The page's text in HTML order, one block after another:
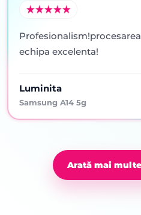
echipa excelenta!
Luminita
Samsung A14 5g
Arată mai